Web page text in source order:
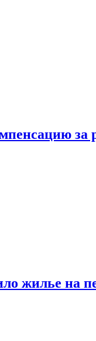
за
жилье на